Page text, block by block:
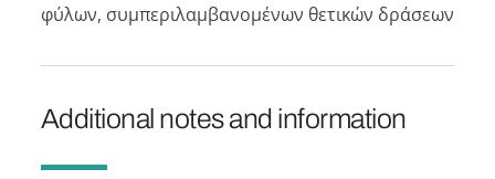
φύλων, συμπεριλαμβανομένων θετικών δράσεων
Additional notes and information